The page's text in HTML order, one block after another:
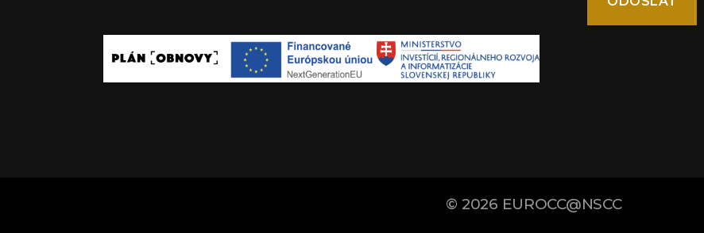
© 2026 EUROCC@NSCC